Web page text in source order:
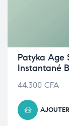
Patyka Age
Instantané
44.300 CFA